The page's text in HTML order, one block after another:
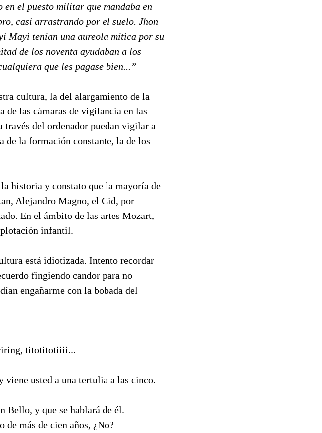
el puesto militar que mandaba en
casi arrastrando por el suelo. Jhon
Mayi tenían una aureola mítica por su
de los noventa ayudaban a los
que les pagase bien...”
cultura, la del alargamiento de la
de las cámaras de vigilancia en las
través del ordenador puedan vigilar a
de la formación constante, la de los
historia y constato que la mayoría de
Alejandro Magno, el Cid, por
En el ámbito de las artes Mozart,
infantil.
está idiotizada. Intento recordar
fingiendo candor para no
engañarme con la bobada del
titotitotiiii...
viene usted a una tertulia a las cinco.
Bello, y que se hablará de él.
de más de cien años, ¿No?